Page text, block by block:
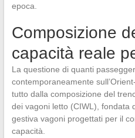
epoca.
Composizione
capacità reale
La questione di quanti
contemporaneamente
tutto dalla composizione del
dei vagoni letto (CIWL), fondata
gestiva vagoni progettati per il
capacità.